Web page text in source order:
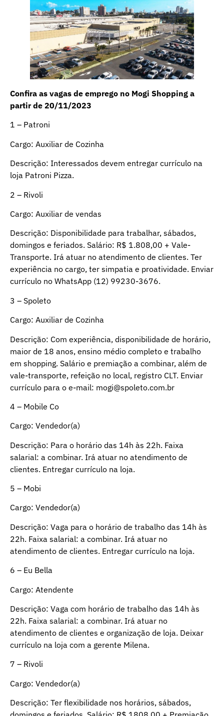
Confira as vagas de emprego no Mogi Shopping a
partir de 20/11/2023
1 – Patroni
Cargo: Auxiliar de Cozinha
Descrição: Interessados devem entregar currículo na
loja Patroni Pizza.
2 – Rivoli
Cargo: Auxiliar de vendas
Descrição: Disponibilidade para trabalhar, sábados,
domingos e feriados. Salário: R$ 1.808,00 + Vale-
Transporte. Irá atuar no atendimento de clientes. Ter
experiência no cargo, ter simpatia e proatividade. Enviar
currículo no WhatsApp (12) 99230-3676.
3 – Spoleto
Cargo: Auxiliar de Cozinha
Descrição: Com experiência, disponibilidade de horário,
maior de 18 anos, ensino médio completo e trabalho
em shopping. Salário e premiação a combinar, além de
vale-transporte, refeição no local, registro CLT. Enviar
currículo para o e-mail: mogi@spoleto.com.br
4 – Mobile Co
Cargo: Vendedor(a)
Descrição: Para o horário das 14h às 22h. Faixa
salarial: a combinar. Irá atuar no atendimento de
clientes. Entregar currículo na loja.
5 – Mobi
Cargo: Vendedor(a)
Descrição: Vaga para o horário de trabalho das 14h às
22h. Faixa salarial: a combinar. Irá atuar no
atendimento de clientes. Entregar currículo na loja.
6 – Eu Bella
Cargo: Atendente
Descrição: Vaga com horário de trabalho das 14h às
22h. Faixa salarial: a combinar. Irá atuar no
atendimento de clientes e organização de loja. Deixar
currículo na loja com a gerente Milena.
7 – Rivoli
Cargo: Vendedor(a)
Descrição: Ter flexibilidade nos horários, sábados,